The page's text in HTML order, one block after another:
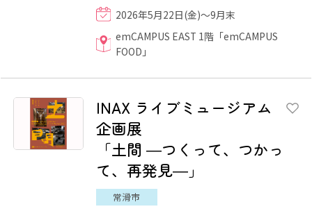
90分飲み放題！ 料理は地元野菜の前菜ブッ
フェと時期によって変...
2026年5月22日(金)～9月末
emCAMPUS EAST 1階「emCAMPUS
FOOD」
INAX ライブミュージアム
企画展
「土間 ―つくって、つかっ
て、再発見―」
常滑市